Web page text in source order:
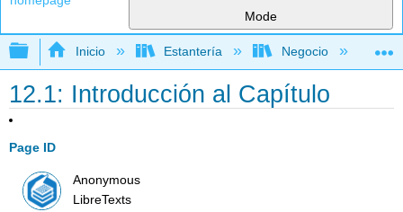
Mode
Expandir/contraer jerarquía global
Inicio Estantería Negocio
12.1: Introducción al Capítulo
Page ID
Anonymous
LibreTexts